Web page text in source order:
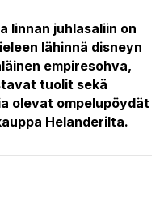
linnan juhlasaliin on
lähinnä disneyn
empiresohva,
tuolit sekä
olevat ompelupöydät
Helanderilta.